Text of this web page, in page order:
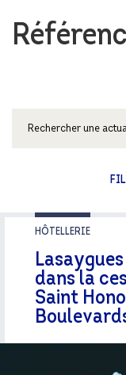
HÔTELLERIE
dans la
Saint